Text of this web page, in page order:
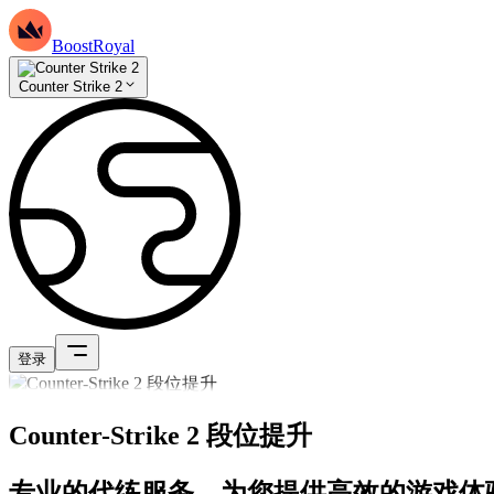
BoostRoyal
Counter Strike 2
登录
Counter-Strike 2 段位提升